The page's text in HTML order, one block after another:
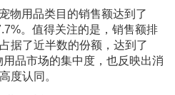
物用品类目的销售额达到了
。值得关注的是，销售额排
据了近半数的份额，达到了
品市场的集中度，也反映出消
度认同。